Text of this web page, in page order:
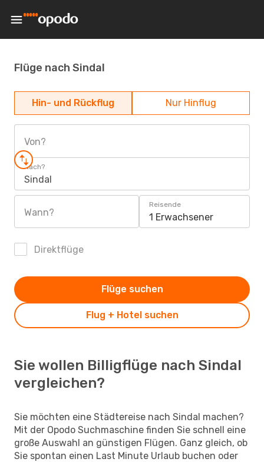
Flüge nach Sindal
Hin- und Rückflug Nur Hinflug
Von?
Nach?
Sindal
Wann?
Reisende
1 Erwachsener
Direktflüge
Flug + Hotel suchen
Flüge suchen
Sie wollen Billigflüge nach Sindal
vergleichen?
Sie möchten eine Städtereise nach Sindal machen?
Mit der Opodo Suchmaschine finden Sie schnell eine
große Auswahl an günstigen Flügen. Ganz gleich, ob
Sie spontan einen Last Minute Urlaub buchen oder